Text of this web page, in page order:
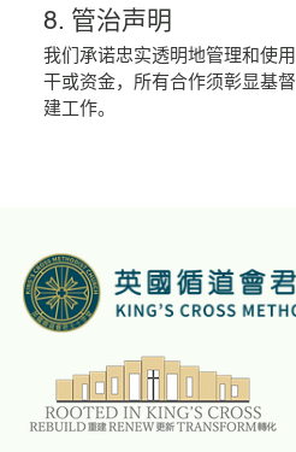
8. 管治声明
我们承诺忠实透明地管理和使
干或资金，所有合作须彰显基
建工作。